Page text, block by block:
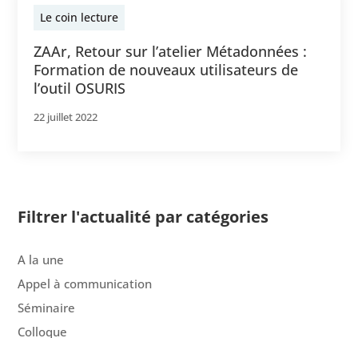
Le coin lecture
ZAAr, Retour sur l’atelier Métadonnées :
Formation de nouveaux utilisateurs de
l’outil OSURIS
22 juillet 2022
Filtrer l'actualité par catégories
A la une
Appel à communication
Séminaire
Colloque